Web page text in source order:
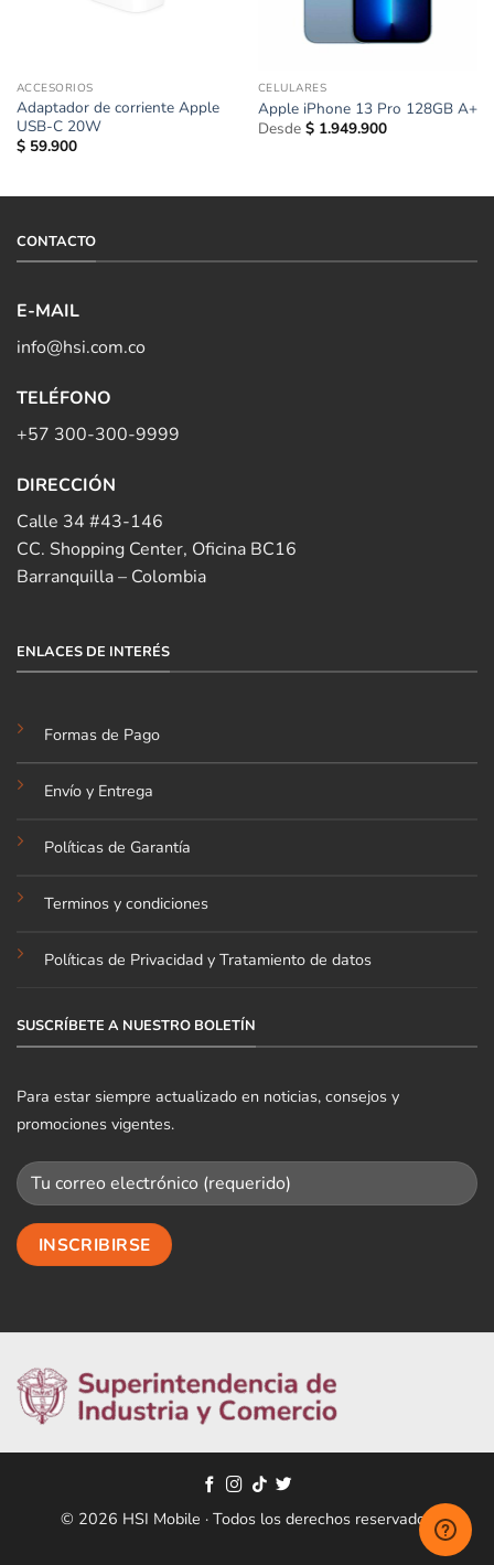
ACCESORIOS
Adaptador de corriente Apple
USB-C 20W
$59.900
CELULARES
Apple iPhone 13 Pro 128GB A+
Desde $1.949.900
CONTACTO
E-MAIL
info@hsi.com.co
TELÉFONO
+57 300-300-9999
DIRECCIÓN
Calle 34 #43-146
CC. Shopping Center, Oficina BC16
Barranquilla – Colombia
ENLACES DE INTERÉS
Formas de Pago
Envío y Entrega
Políticas de Garantía
Terminos y condiciones
Políticas de Privacidad y Tratamiento de datos
SUSCRÍBETE A NUESTRO BOLETÍN
Para estar siempre actualizado en noticias, consejos y
promociones vigentes.
© 2026 HSI Mobile · Todos los derechos reservados